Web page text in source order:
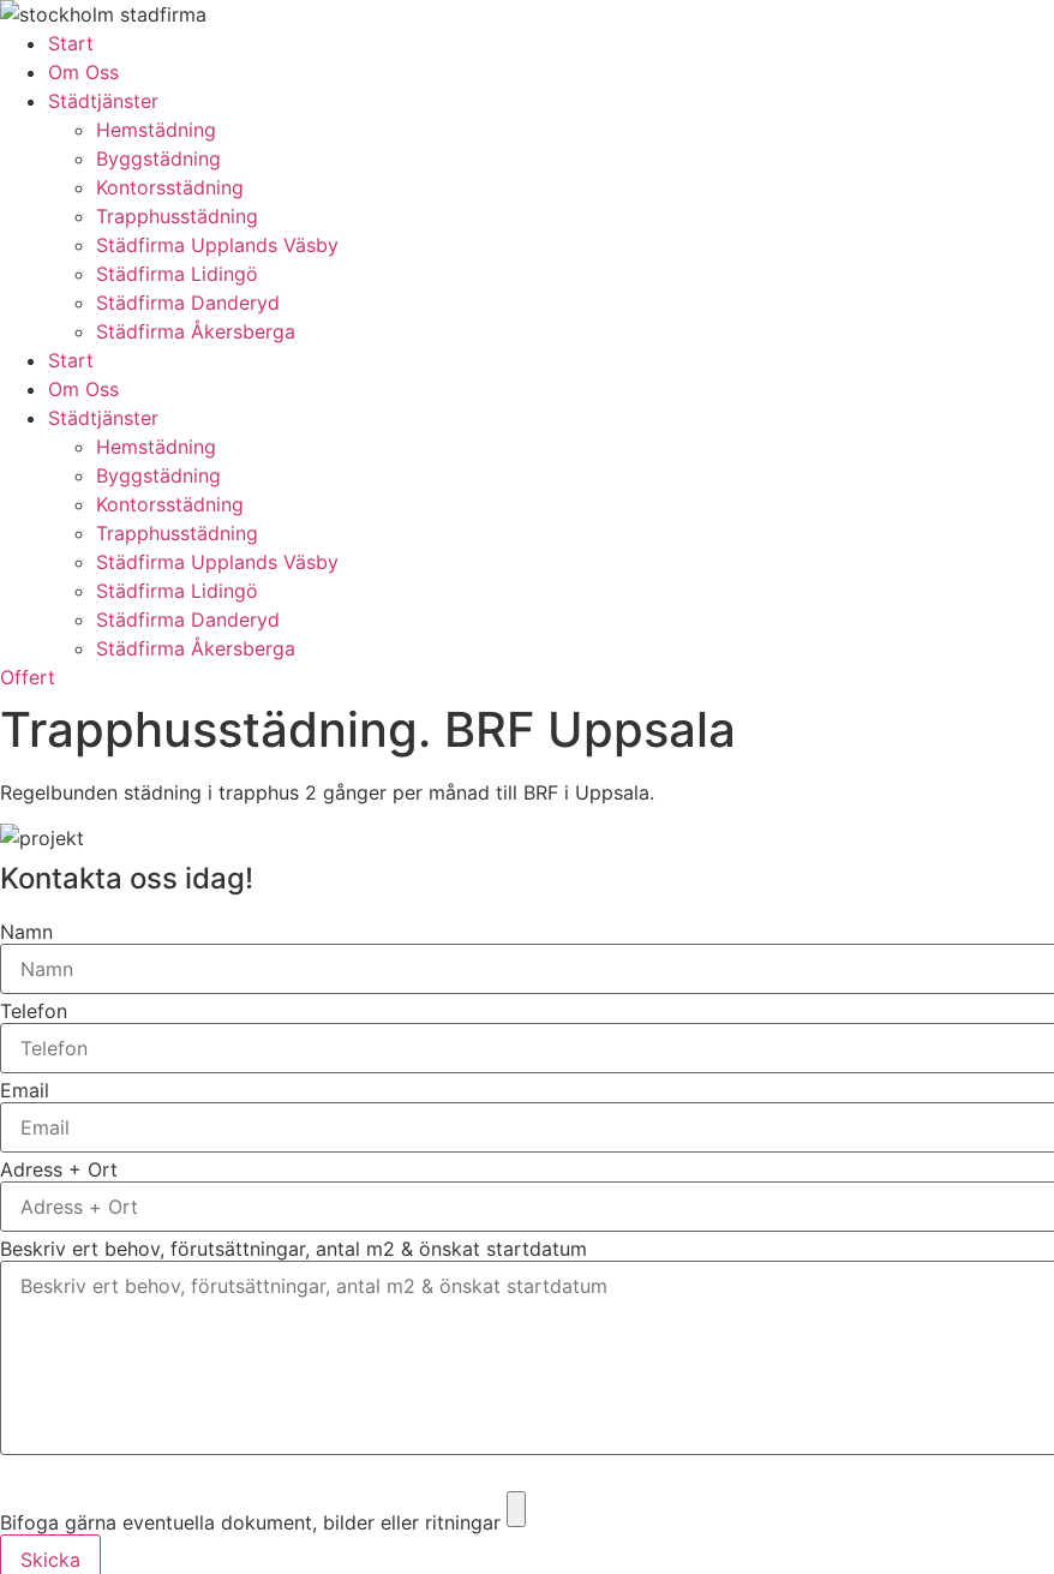
Skip
content
Start
Om Oss
Städtjänster
Hemstädning
Byggstädning
Kontorsstädning
Trapphusstädning
Städfirma Upplands Väsby
Städfirma Lidingö
Städfirma Danderyd
Städfirma Åkersberga
Start
Om Oss
Städtjänster
Hemstädning
Byggstädning
Kontorsstädning
Trapphusstädning
Städfirma Upplands Väsby
Städfirma Lidingö
Städfirma Danderyd
Städfirma Åkersberga
Offert
Trapphusstädning. BRF Uppsala
Regelbunden städning i trapphus 2 gånger per månad till BRF i Uppsala.
Kontakta oss idag!
Namn
Telefon
Email
Adress + Ort
Beskriv ert behov, förutsättningar, antal m2 & önskat startdatum
Bifoga gärna eventuella dokument, bilder eller ritningar
Skicka